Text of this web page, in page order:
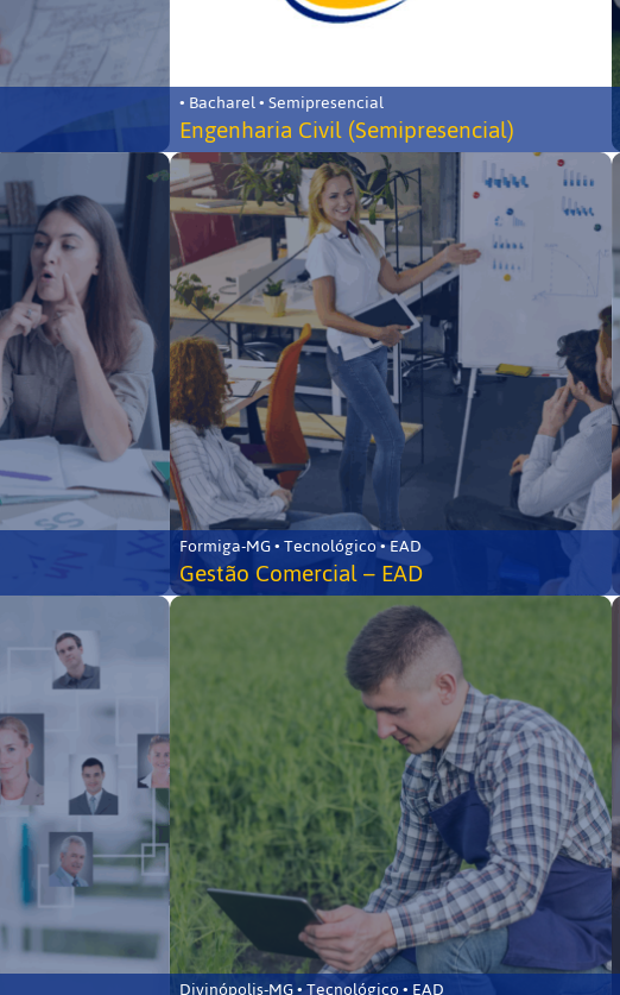
• Bacharel • Semipresencial
Engenharia Civil (Semipresencial)
Formiga-MG • Tecnológico • EAD
Gestão Comercial – EAD